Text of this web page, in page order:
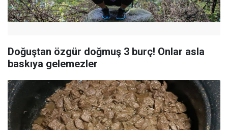
Doğuştan özgür doğmuş 3 burç! Onlar asla
baskıya gelemezler